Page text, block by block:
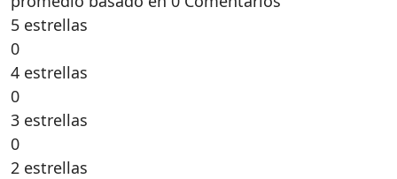
5 estrellas
0
4 estrellas
0
3 estrellas
0
2 estrellas